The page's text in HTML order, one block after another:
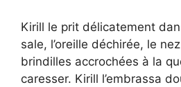
Kirill le prit délicatement
sale, l’oreille déchirée, le
brindilles accrochées à la
caresser. Kirill l’embrassa